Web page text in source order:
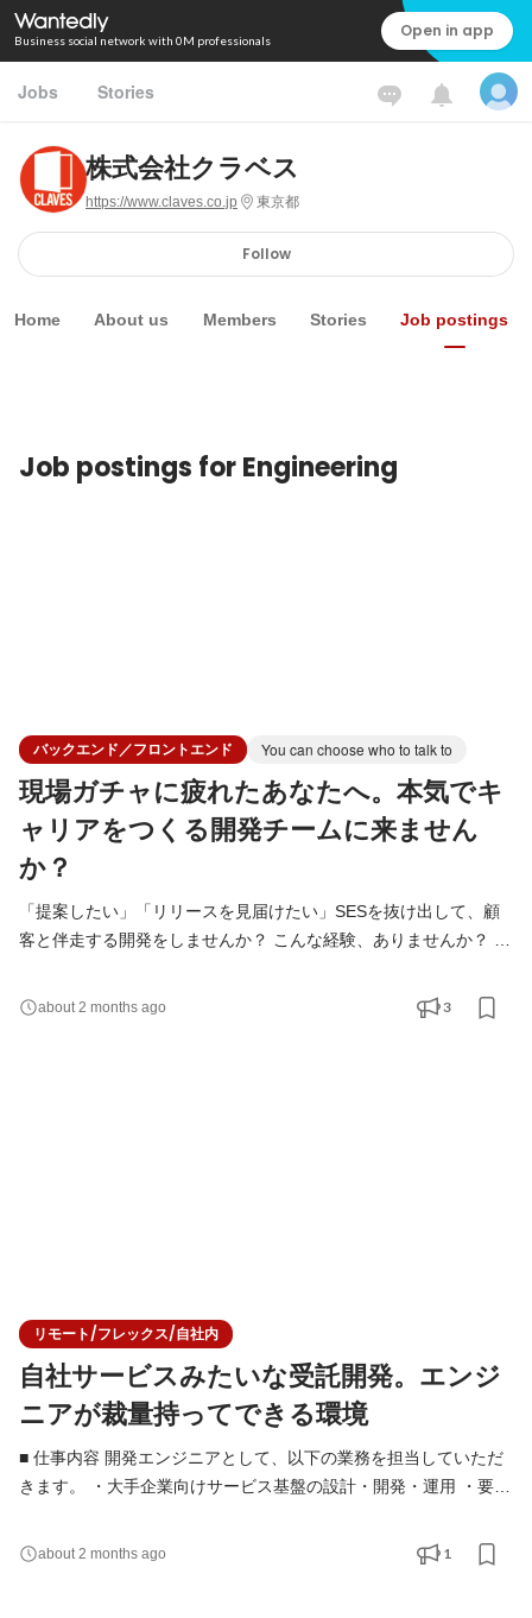
Business social network with 0M professionals Open in app
Jobs Stories
株式会社クラベス
https://www.claves.co.jp 東京都
Follow
Home About us Members Stories Job postings
Job postings for Engineering
バックエンド／フロントエンド You can choose who to talk to
現場ガチャに疲れたあなたへ。本気でキ
ャリアをつくる開発チームに来ません
か？
「提案したい」「リリースを見届けたい」SESを抜け出して、顧
客と伴走する開発をしませんか？ こんな経験、ありませんか？ -
えない。 - リリース前に交代。自分が手がけたものの“その後”を見
届けられない。 - 社内で技術を語るのは自分だけ。勉強会も、気
about 2 months ago 3
リモート/フレックス/自社内
自社サービスみたいな受託開発。エンジ
ニアが裁量持ってできる環境
■ 仕事内容 開発エンジニアとして、以下の業務を担当していただ
きます。 ・大手企業向けサービス基盤の設計・開発・運用 ・要件
／バックエンド／インフラを横断した開発 ・技術選定やアーキテ
クチャ設計への関与 ・チームでの設計レビュー・コードレビュー
about 2 months ago 1